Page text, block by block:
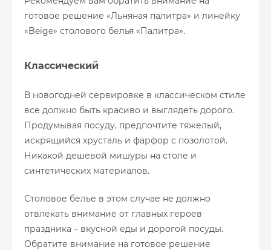
готовое решение «Льняная палитра» и линейку
«Beige» столового белья «Палитра».
Классический
В новогодней сервировке в классическом стиле
все должно быть красиво и выглядеть дорого.
Продумывая посуду, предпочтите тяжелый,
искрящийся хрусталь и фарфор с позолотой.
Никакой дешевой мишуры на столе и
синтетических материалов.
Столовое белье в этом случае не должно
отвлекать внимание от главных героев
праздника – вкусной еды и дорогой посуды.
Обратите внимание на готовое решение